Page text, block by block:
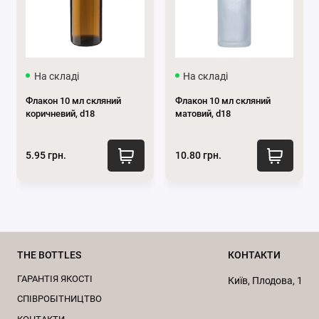
Довговічність:
Дизайн:Пластик чорного кольору має
до флаконів будь-якого кольору.
Большой выбор пипеток косметических по выгодной
За консультацією звертайтесь за
Підписуйтесь на наші офіційні сторінки
вТелеграм
На складі
Флакон 10 мл скляний
коричневий, d18
5.95 грн.
На складі
Флакон 10 мл скляний
матовий, d18
10.80 грн.
THE BOTTLES
ГАРАНТІЯ ЯКОСТІ
CПІВРОБІТНИЦТВО
КОНТАКТИ
Київ, Плодова, 1